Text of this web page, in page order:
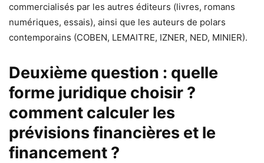
commercialisés par les autres éditeurs (livres, romans
numériques, essais), ainsi que les auteurs de polars
contemporains (COBEN, LEMAITRE, IZNER, NED, MINIER).
Deuxième question : quelle
forme juridique choisir ?
comment calculer les
prévisions financières et le
financement ?